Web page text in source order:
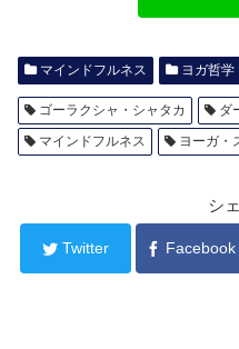
マインドフルネス ヨガ哲学
ゴーラクシャ・シャタカ ダ
マインドフルネス
ヨーガ・
シ
Twitter Facebook